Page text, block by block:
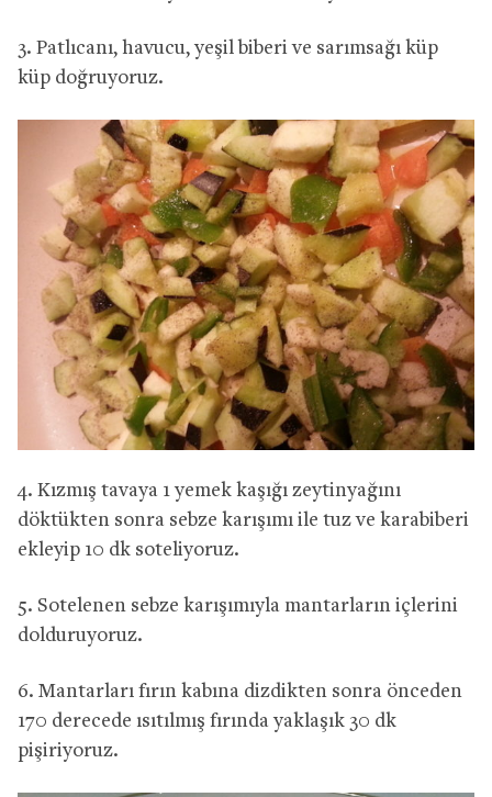
3. Patlıcanı, havucu, yeşil biberi ve sarımsağı küp
küp doğruyoruz.
4. Kızmış tavaya 1 yemek kaşığı zeytinyağını
döktükten sonra sebze karışımı ile tuz ve karabiberi
ekleyip 10 dk soteliyoruz.
5. Sotelenen sebze karışımıyla mantarların içlerini
dolduruyoruz.
6. Mantarları fırın kabına dizdikten sonra önceden
170 derecede ısıtılmış fırında yaklaşık 30 dk
pişiriyoruz.